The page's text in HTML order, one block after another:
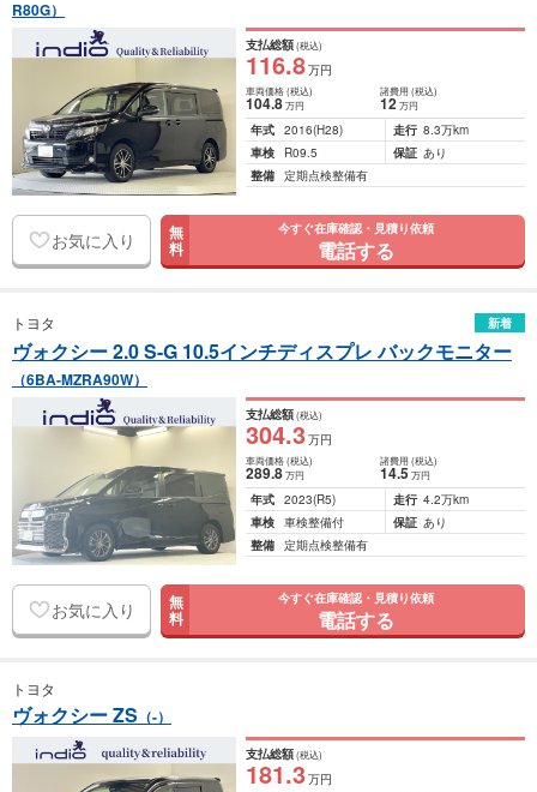
R80G）
支払総額(税込)
116.8万円
車両価格(税込)
104.8万円
諸費用 (税込)
12 万円
年式 2016(H28) 走行 8.3万km
車検
R09.5 保証 あり
整備 定期点検整備有
お気に入り 無
料
今すぐ在庫確認・見積り依頼
電話する
トヨタ 新着
ヴォクシー 2.0 S-G 10.5インチディスプレ バックモニター
（6BA-MZRA90W）
支払総額(税込)
304.3万円
車両価格(税込)
289.8万円
諸費用 (税込)
14.5 万円
年式 2023(R5) 走行 4.2万km
車検 車検整備付 保証 あり
整備 定期点検整備有
お気に入り 無
料
今すぐ在庫確認・見積り依頼
電話する
トヨタ
ヴォクシー ZS （-）
支払総額(税込)
181.3万円